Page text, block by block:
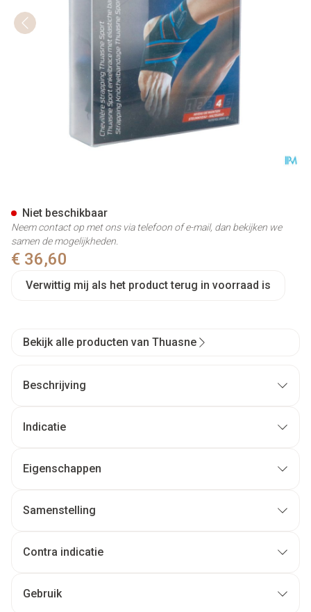
€ 36,60
Verwittig mij als het product terug in voorraad is
Niet beschikbaar
Neem contact op met ons via telefoon of e-mail, dan bekijken we
samen de mogelijkheden.
Bekijk alle producten van Thuasne
Beschrijving
Indicatie
Eigenschappen
Samenstelling
Contra indicatie
Gebruik